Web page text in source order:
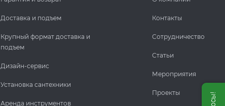
Доставка и подъем
Крупный формат доставка и
подъем
Дизайн-сервис
Установка сантехники
Аренда инструментов
Контакты
Сотрудничество
Статьи
Мероприятия
Проекты